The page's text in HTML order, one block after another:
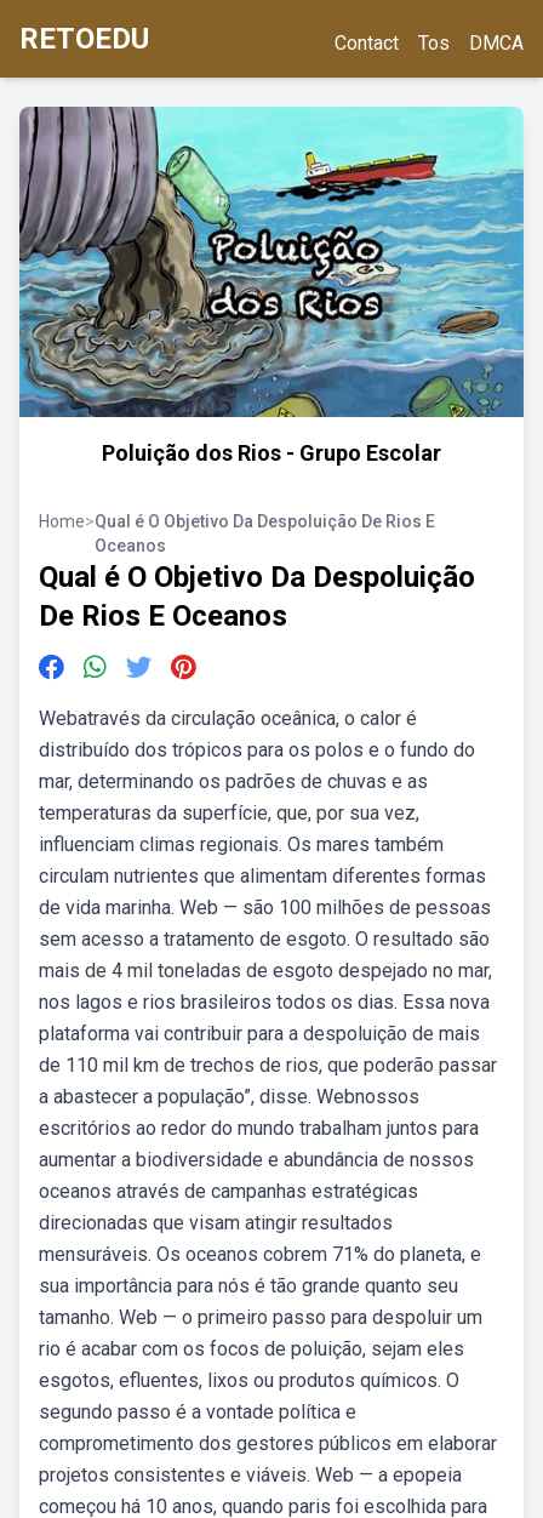
RETOEDU Contact Tos DMCA
Poluição dos Rios - Grupo Escolar
Home>Qual é O Objetivo Da Despoluição De Rios E
Oceanos
Qual é O Objetivo Da Despoluição
De Rios E Oceanos
Webatravés da circulação oceânica, o calor é
distribuído dos trópicos para os polos e o fundo do
mar, determinando os padrões de chuvas e as
temperaturas da superfície, que, por sua vez,
influenciam climas regionais. Os mares também
circulam nutrientes que alimentam diferentes formas
de vida marinha. Web — são 100 milhões de pessoas
sem acesso a tratamento de esgoto. O resultado são
mais de 4 mil toneladas de esgoto despejado no mar,
nos lagos e rios brasileiros todos os dias. Essa nova
plataforma vai contribuir para a despoluição de mais
de 110 mil km de trechos de rios, que poderão passar
a abastecer a população”, disse. Webnossos
escritórios ao redor do mundo trabalham juntos para
aumentar a biodiversidade e abundância de nossos
oceanos através de campanhas estratégicas
direcionadas que visam atingir resultados
mensuráveis. Os oceanos cobrem 71% do planeta, e
sua importância para nós é tão grande quanto seu
tamanho. Web — o primeiro passo para despoluir um
rio é acabar com os focos de poluição, sejam eles
esgotos, efluentes, lixos ou produtos químicos. O
segundo passo é a vontade política e
comprometimento dos gestores públicos em elaborar
projetos consistentes e viáveis. Web — a epopeia
começou há 10 anos, quando paris foi escolhida para